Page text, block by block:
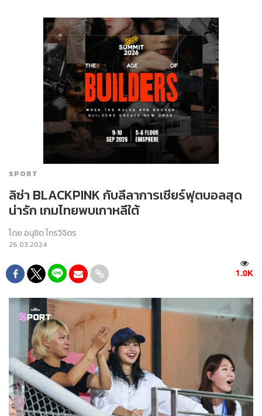
SPORT
ลิซ่า BLACKPINK กับลีลาการเชียร์ฟุตบอลสุด
น่ารัก เกมไทยพบเกาหลีใต้
โดย อนุชิต ไกรวิจิตร
26.03.2024
1.0K